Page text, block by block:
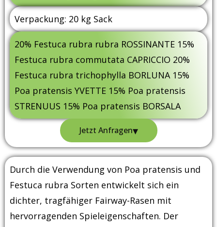
Verpackung: 20 kg Sack
20% Festuca rubra rubra ROSSINANTE 15%
Festuca rubra commutata CAPRICCIO 20%
Festuca rubra trichophylla BORLUNA 15%
Poa pratensis YVETTE 15% Poa pratensis
STRENUUS 15% Poa pratensis BORSALA
Jetzt Anfragen▾
Durch die Verwendung von Poa pratensis und
Festuca rubra Sorten entwickelt sich ein
dichter, tragfähiger Fairway-Rasen mit
hervorragenden Spieleigenschaften. Der